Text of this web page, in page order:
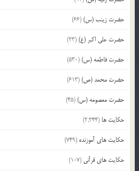
حضرت زینب (س)(66)
حضرت علی اکبر (ع)(23)
حضرت فاطمه (س)(530)
حضرت محمد (ص)(613)
حضرت معصومه (س)(45)
حکایت ها (2,244)
حکایت های آموزنده (749)
حکایت های قرآنی (107)